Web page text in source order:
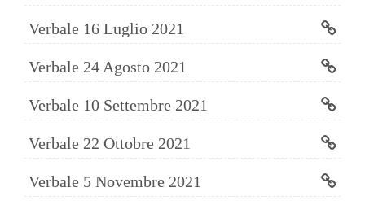
Verbale 16 Luglio 2021
Verbale 24 Agosto 2021
Verbale 10 Settembre 2021
Verbale 22 Ottobre 2021
Verbale 5 Novembre 2021